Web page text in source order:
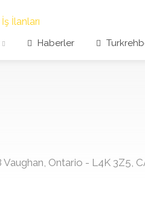
Haberler
Ontario - L4K 3Z5,